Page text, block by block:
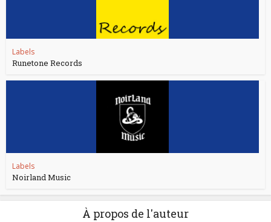
Labels
Runetone Records
Labels
Noirland Music
À propos de l'auteur